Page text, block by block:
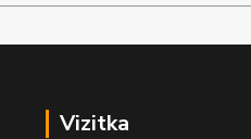
Vizitka